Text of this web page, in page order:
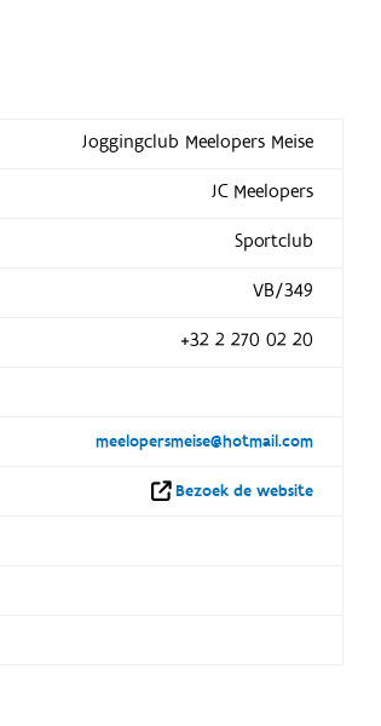
Joggingclub Meelopers Meise
JC Meelopers
Sportclub
VB/349
+32 2 270 02 20
meelopersmeise@hotmail.com
Bezoek de website